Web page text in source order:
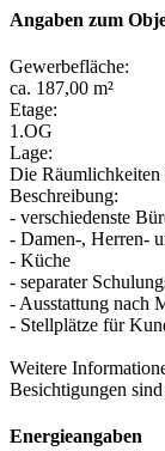
Angaben zum
Gewerbefläche:
ca. 187,00 m²
Etage:
1.OG
Lage:
Die Räumlichkeiten
Beschreibung:
- verschiedenste
- Damen-, Herren-
- Küche
- separater
- Ausstattung nach
- Stellplätze für
Weitere
Besichtigungen
Energieangaben